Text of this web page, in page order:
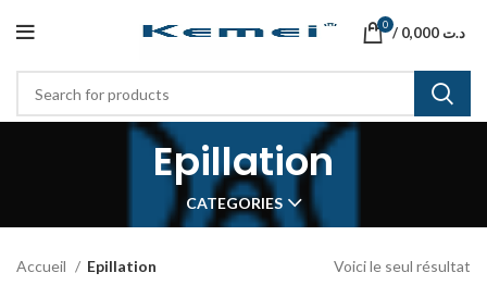
0 / د.ت
Epillation
CATEGORIES
Accueil Epillation Voici le seul résultat